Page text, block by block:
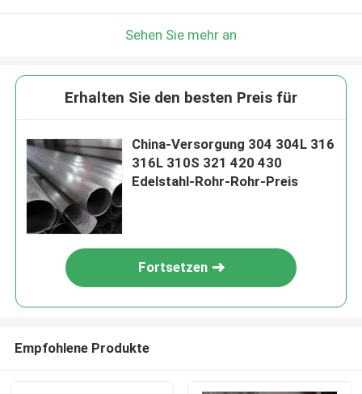
Sehen Sie mehr an
Erhalten Sie den besten Preis für
China-Versorgung 304 304L 316
316L 310S 321 420 430
Edelstahl-Rohr-Rohr-Preis
Fortsetzen
Empfohlene Produkte